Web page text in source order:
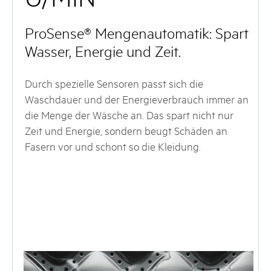
ProSense® Mengenautomatik: Spart
Wasser, Energie und Zeit.
Durch spezielle Sensoren passt sich die
Waschdauer und der Energieverbrauch immer an
die Menge der Wäsche an. Das spart nicht nur
Zeit und Energie, sondern beugt Schäden an
Fasern vor und schont so die Kleidung.